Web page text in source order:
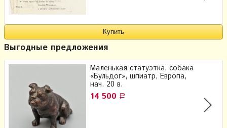
Выгодные предложения
Маленькая статуэтка, собака
«Бульдог», шпиатр, Европа,
нач. 20 в.
14 500 Р